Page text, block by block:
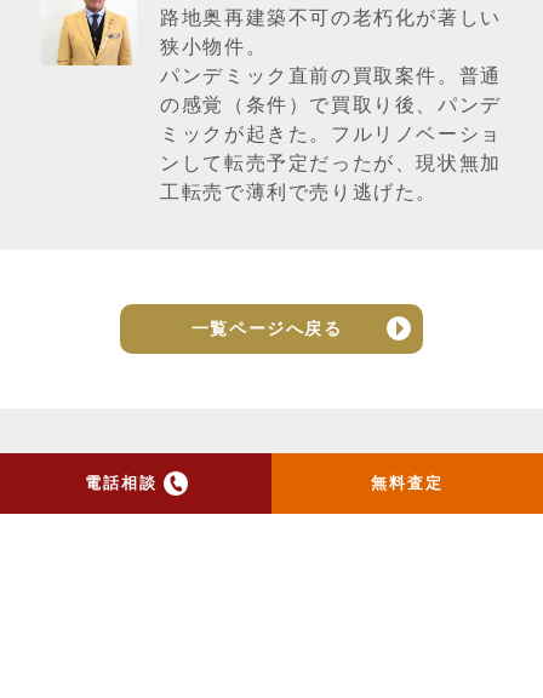
電話相談 無料査定
路地奥再建築不可の老朽化が著しい
狭小物件。
パンデミック直前の買取案件。普通
の感覚（条件）で買取り後、パンデ
ミックが起きた。フルリノベーショ
ンして転売予定だったが、現状無加
工転売で薄利で売り逃げた。
一覧ページへ戻る